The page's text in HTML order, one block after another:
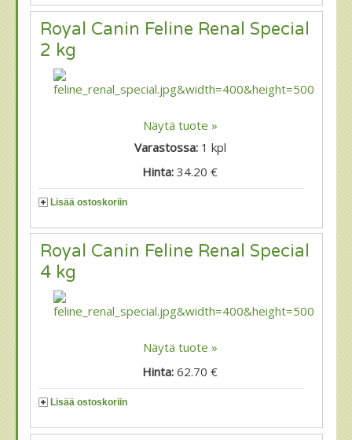
Royal Canin Feline Renal Special
2 kg
Näytä tuote »
Varastossa: 1 kpl
Hinta:34.20 €
Lisää ostoskoriin
Royal Canin Feline Renal Special
4 kg
Näytä tuote »
Hinta:62.70 €
Lisää ostoskoriin